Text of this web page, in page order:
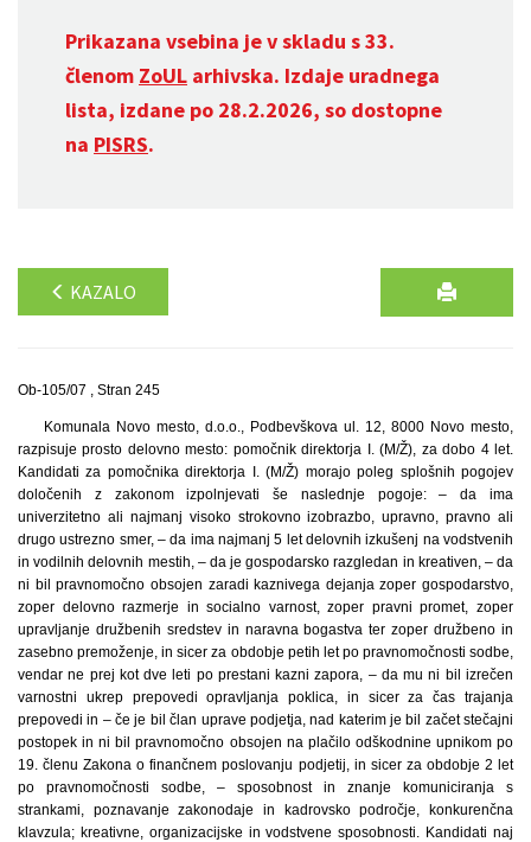
Prikazana vsebina je v skladu s 33.
členom ZoUL arhivska. Izdaje uradnega
lista, izdane po 28.2.2026, so dostopne
na PISRS.
KAZALO
Ob-105/07 , Stran 245
Komunala Novo mesto, d.o.o., Podbevškova ul. 12, 8000 Novo mesto,
razpisuje prosto delovno mesto: pomočnik direktorja I. (M/Ž), za dobo 4 let.
Kandidati za pomočnika direktorja I. (M/Ž) morajo poleg splošnih pogojev
določenih z zakonom izpolnjevati še naslednje pogoje: – da ima
univerzitetno ali najmanj visoko strokovno izobrazbo, upravno, pravno ali
drugo ustrezno smer, – da ima najmanj 5 let delovnih izkušenj na vodstvenih
in vodilnih delovnih mestih, – da je gospodarsko razgledan in kreativen, – da
ni bil pravnomočno obsojen zaradi kaznivega dejanja zoper gospodarstvo,
zoper delovno razmerje in socialno varnost, zoper pravni promet, zoper
upravljanje družbenih sredstev in naravna bogastva ter zoper družbeno in
zasebno premoženje, in sicer za obdobje petih let po pravnomočnosti sodbe,
vendar ne prej kot dve leti po prestani kazni zapora, – da mu ni bil izrečen
varnostni ukrep prepovedi opravljanja poklica, in sicer za čas trajanja
prepovedi in – če je bil član uprave podjetja, nad katerim je bil začet stečajni
postopek in ni bil pravnomočno obsojen na plačilo odškodnine upnikom po
19. členu Zakona o finančnem poslovanju podjetij, in sicer za obdobje 2 let
po pravnomočnosti sodbe, – sposobnost in znanje komuniciranja s
strankami, poznavanje zakonodaje in kadrovsko področje, konkurenčna
klavzula; kreativne, organizacijske in vodstvene sposobnosti. Kandidati naj